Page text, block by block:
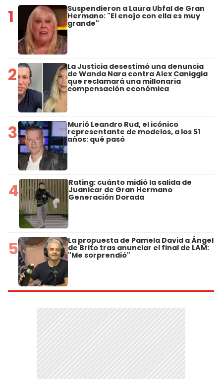
1 Suspendieron a Laura Ubfal de Gran
Hermano: "El enojo con ella es muy
grande"
2 La Justicia desestimó una denuncia
de Wanda Nara contra Alex Caniggia
que reclamará una millonaria
compensación económica
3 Murió Leandro Rud, el icónico
representante de modelos, a los 51
años: qué pasó
4 Rating: cuánto midió la salida de
Juanicar de Gran Hermano
Generación Dorada
5 La propuesta de Pamela David a Ángel
de Brito tras anunciar el final de LAM:
"Me sorprendió"